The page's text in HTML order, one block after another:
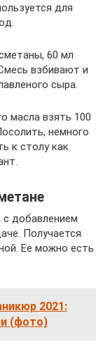
для
60 мл
взбивают и
сыра.
масла взять 100
немного
к столу как
с добавлением
Получается
Ее можно есть
2021:
(фото)